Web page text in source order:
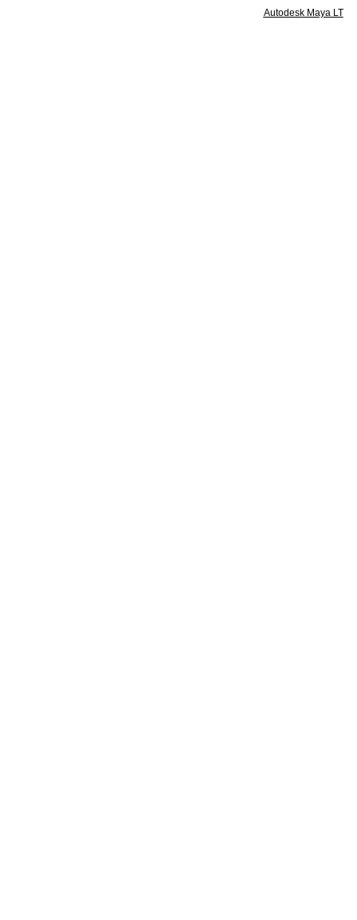
Autodesk Maya LT